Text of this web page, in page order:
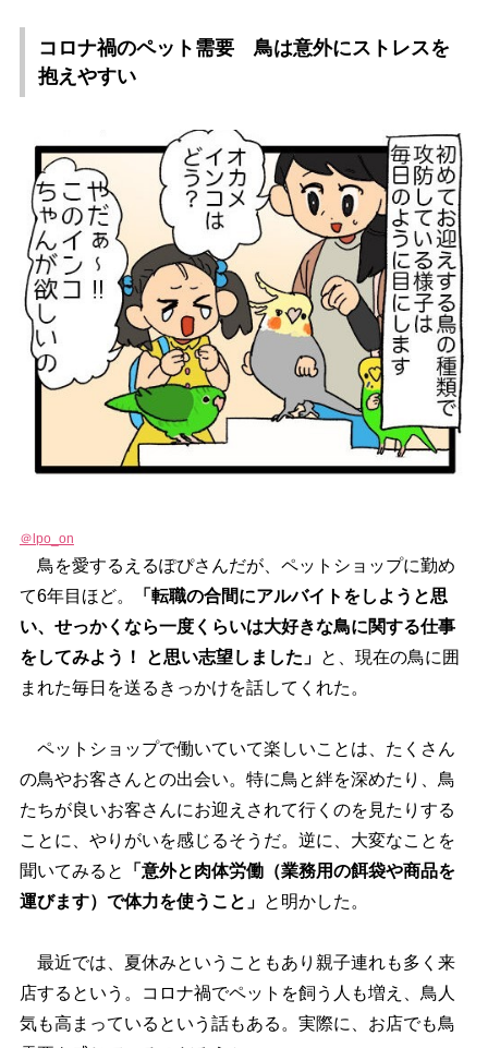
コロナ禍のペット需要 鳥は意外にストレスを
抱えやすい
＠lpo_on
鳥を愛するえるぽぴさんだが、ペットショップに勤め
て6年目ほど。
「転職の合間にアルバイトをしようと思
い、せっかくなら一度くらいは大好きな鳥に関する仕事
をしてみよう！ と思い志望しました」 と、現在の鳥に囲
まれた毎日を送るきっかけを話してくれた。
ペットショップで働いていて楽しいことは、たくさん
の鳥やお客さんとの出会い。特に鳥と絆を深めたり、鳥
たちが良いお客さんにお迎えされて行くのを見たりする
ことに、やりがいを感じるそうだ。逆に、大変なことを
聞いてみると
「意外と肉体労働（業務用の餌袋や商品を
運びます）で体力を使うこと」 と明かした。
最近では、夏休みということもあり親子連れも多く来
店するという。コロナ禍でペットを飼う人も増え、鳥人
気も高まっているという話もある。実際に、お店でも鳥